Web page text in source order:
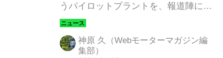
レポート
うパイロットプラントを、報道陣に公
開しました。さまざまな意味でEVの性
能と生産ポテンシャルを大きく変える
「ゲームチェンジャー」が、いよいよ
神原 久（Webモーターマガジン編
集部）